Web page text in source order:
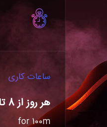
ساعات کاری
هر روز از 8 تا 15
for 100m